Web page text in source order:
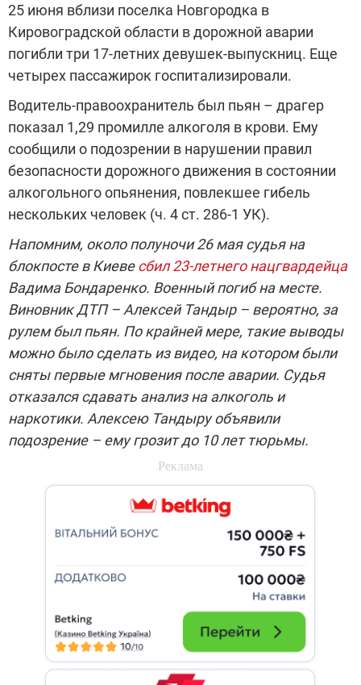
25 июня вблизи поселка Новгородка в
Кировоградской области в дорожной аварии
погибли три 17-летних девушек-выпускниц. Еще
четырех пассажирок госпитализировали.
Водитель-правоохранитель был пьян – драгер
показал 1,29 промилле алкоголя в крови. Ему
сообщили о подозрении в нарушении правил
безопасности дорожного движения в состоянии
алкогольного опьянения, повлекшее гибель
нескольких человек (ч. 4 ст. 286-1 УК).
Напомним, около полуночи 26 мая судья на
блокпосте в Киевесбил 23-летнего нацгвардейца
Вадима Бондаренко. Военный погиб на месте.
Виновник ДТП – Алексей Тандыр – вероятно, за
рулем был пьян. По крайней мере, такие выводы
можно было сделать из видео, на котором были
сняты первые мгновения после аварии. Судья
отказался сдавать анализ на алкоголь и
наркотики. Алексею Тандыру объявили
подозрение – ему грозит до 10 лет тюрьмы.